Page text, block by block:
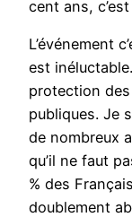
cent ans,
L’événement
est
protection
publiques. Je
de nombreux
qu’il ne faut
% des
doublement